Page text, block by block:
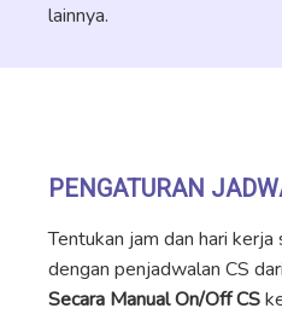
lainnya.
PENGATURAN
Tentukan jam dan hari kerja
dengan penjadwalan CS
Secara Manual On/Off CS